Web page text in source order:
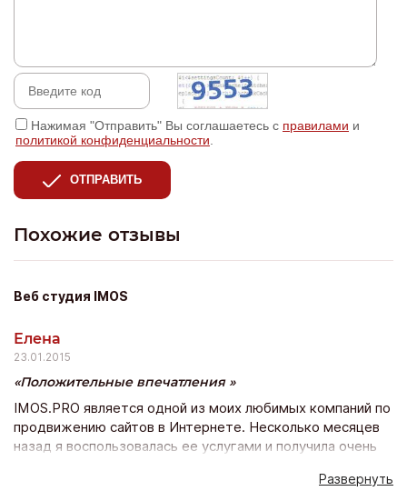
Нажимая "Отправить" Вы соглашаетесь с правилами и
политикой конфиденциальности
ОТПРАВИТЬ
Похожие отзывы
Веб студия IMOS
Елена
23.01.2015
Положительные впечатления
IMOS.PRO является одной из моих любимых компаний по
продвижению сайтов в Интернете. Несколько месяцев
назад я воспользовалась ее услугами и получила очень
Сайт стал оживленным, популярным, появилось много
Развернуть